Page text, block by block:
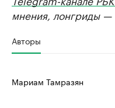
мнения, лонгриды —
Авторы
Мариам Тамразян